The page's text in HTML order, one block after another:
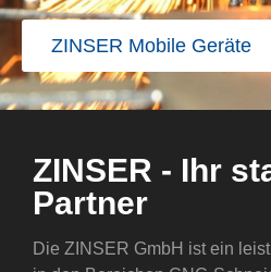
ZINSER Mobile Geräte
ZINSER - Ihr
Partner
Die ZINSER GmbH ist ein